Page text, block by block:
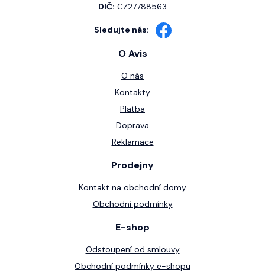
DIČ: CZ27788563
Sledujte nás:
O Avis
O nás
Kontakty
Platba
Doprava
Reklamace
Prodejny
Kontakt na obchodní domy
Obchodní podmínky
E-shop
Odstoupení od smlouvy
Obchodní podmínky e-shopu